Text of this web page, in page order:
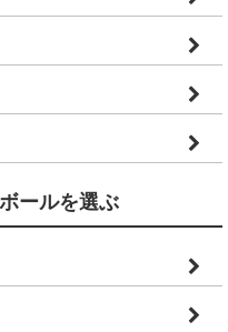
ールを選ぶ